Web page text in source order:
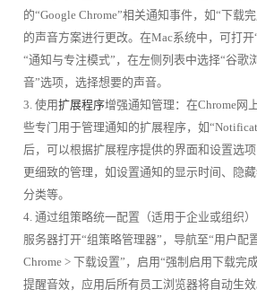
的“Google Chrome”相关通知事件，如“下载
的声音方案进行更改。在Mac系统中，可打
“通知与专注模式”，在左侧列表中选择“谷歌
音”选项，选择想要的声音。
3. 使用扩展程序增强通知管理：在Chrome网
些专门用于管理通知的扩展程序，如
后，可以根据扩展程序提供的界面和设置选
更细致的管理，如设置通知的显示时间、隐
分类等。
4. 通过组策略统一配置（适用于企业或组织
服务器打开“组策略管理器”，导航至“用户配
Chrome > 下载设置”，启用“强制启用下载完
提醒音效，应用后所有员工浏览器将自动生效